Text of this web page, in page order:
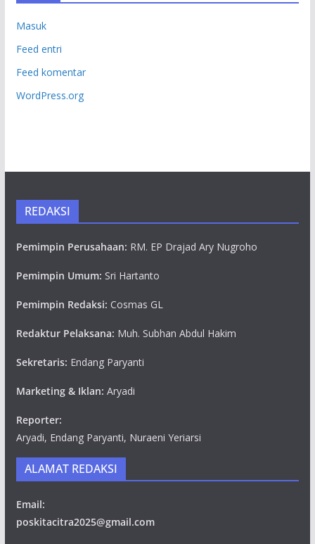
Masuk
Feed entri
Feed komentar
WordPress.org
REDAKSI
Pemimpin Perusahaan: RM. EP Drajad Ary Nugroho
Pemimpin Umum: Sri Hartanto
Pemimpin Redaksi: Cosmas GL
Redaktur Pelaksana: Muh. Subhan Abdul Hakim
Sekretaris: Endang Paryanti
Marketing & Iklan: Aryadi
Reporter:
Aryadi, Endang Paryanti, Nuraeni Yeriarsi
ALAMAT REDAKSI
Email:
poskitacitra2025@gmail.com